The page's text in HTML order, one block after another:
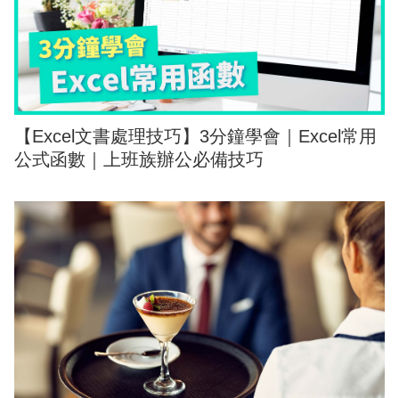
【Excel文書處理技巧】3分鐘學會｜Excel常用
公式函數｜上班族辦公必備技巧